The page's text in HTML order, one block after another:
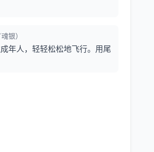
银）
年人，轻轻松松地飞行。用尾